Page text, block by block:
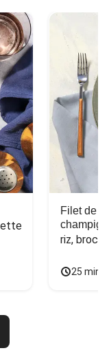
Filet de
riz,
25